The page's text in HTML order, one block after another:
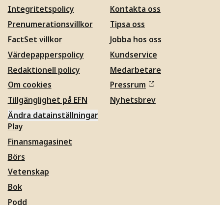
Integritetspolicy
Prenumerationsvillkor
FactSet villkor
Värdepapperspolicy
Redaktionell policy
Om cookies
Tillgänglighet på EFN
Ändra datainställningar
Kontakta oss
Tipsa oss
Jobba hos oss
Kundservice
Medarbetare
Pressrum
Nyhetsbrev
Play
Finansmagasinet
Börs
Vetenskap
Bok
Podd